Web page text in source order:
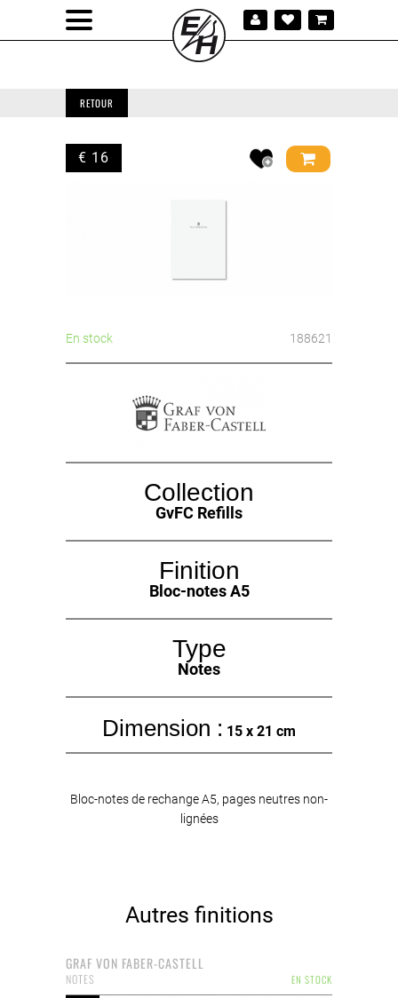
RETOUR
€ 16
En stock 188621
Collection
GvFC Refills
Finition
Bloc-notes A5
Type
Notes
Dimension : 15 x 21 cm
Bloc-notes de rechange A5, pages neutres non-
lignées
Autres finitions
GRAF VON FABER-CASTELL
EN STOCK
NOTES